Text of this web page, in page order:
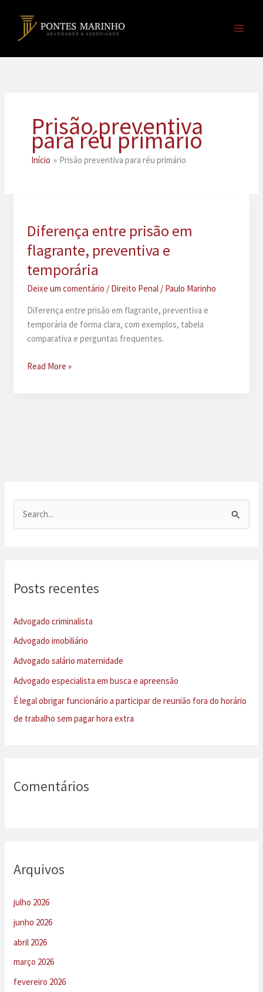
Prisão preventiva
para réu primário
Início Prisão preventiva para réu primário
Diferença entre prisão em
flagrante, preventiva e
temporária
Deixe um comentário / Direito Penal/ Paulo Marinho
Diferença entre prisão em flagrante, preventiva e
temporária de forma clara, com exemplos, tabela
comparativa e perguntas frequentes.
Diferença
Read More »
i
p
o
r
:
Posts recentes
Advogado criminalista
Advogado imobiliário
Advogado salário maternidade
Advogado especialista em busca e apreensão
É legal obrigar funcionário a participar de reunião fora do horário
de trabalho sem pagar hora extra
Comentários
Arquivos
julho 2026
junho 2026
abril 2026
março 2026
fevereiro 2026